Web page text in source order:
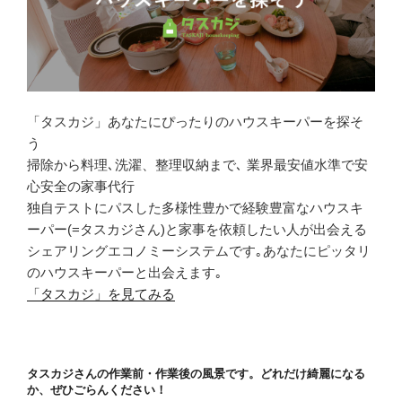
「タスカジ」あなたにぴったりのハウスキーパーを探そ
う
掃除から料理､洗濯、整理収納まで､ 業界最安値水準で安
心安全の家事代行
独自テストにパスした多様性豊かで経験豊富なハウスキ
ーパー(=タスカジさん)と家事を依頼したい人が出会える
シェアリングエコノミーシステムです｡あなたにピッタリ
のハウスキーパーと出会えます｡
「タスカジ」を見てみる
タスカジさんの作業前・作業後の風景です。どれだけ綺麗になる
か、ぜひごらんください！